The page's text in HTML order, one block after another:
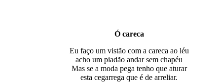
Ó careca
Eu faço um vistão com a careca ao léu
acho um piadão andar sem chapéu
Mas se a moda pega tenho que aturar
esta cegarrega que é de arreliar.